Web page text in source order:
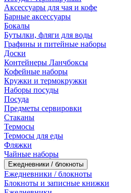
Аксессуары для чая и кофе
Барные аксессуары
Бокалы
Бутылки, фляги для воды
Графины и питейные наборы
Доски
Контейнеры Ланчбоксы
Кофейные наборы
Кружки и термокружки
Наборы посуды
Посуда
Предметы сервировки
Стаканы
Термосы
Термосы для еды
Фляжки
Чайные наборы
Ежедневники / блокноты
Ежедневники / блокноты
Блокноты и записные книжки